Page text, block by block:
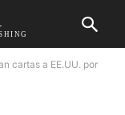
cartas a EE.UU. por